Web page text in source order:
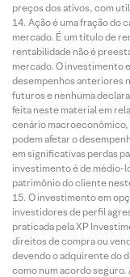
preços dos ativos, com
Ação é uma fração do
mercado. É um título de
rentabilidade não é
mercado. O investimento
desempenhos anteriores
futuros e nenhuma
feita neste material em
cenário macroeconômico,
podem afetar o
em significativas perdas
investimento é de médio-
patrimônio do cliente
O investimento em
investidores de perfil
praticada pela XP
direitos de compra ou
devendo o adquirente do
como num acordo